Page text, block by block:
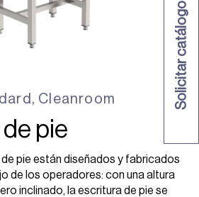
Solicitar catálogo
, Cleanroom
pie
pie están diseñados y fabricados
de los operadores: con una altura
inclinado, la escritura de pie se